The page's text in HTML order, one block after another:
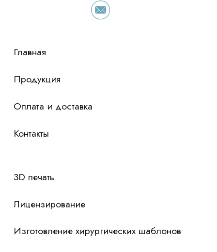
просто оставьте контакты чтобы мы
сориентировали по условиям
Я согласен сполитикой конфиденциальности